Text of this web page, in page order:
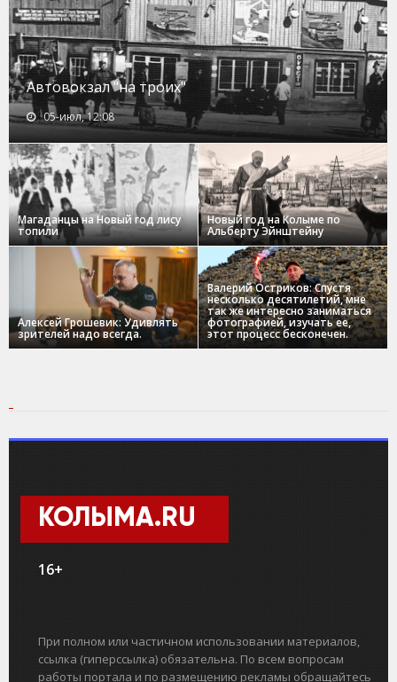
Автовокзал "на троих"
05-июл, 12:08
Магаданцы на Новый год лису
топили
Новый год на Колыме по
Альберту Эйнштейну
Алексей Грошевик: Удивлять
зрителей надо всегда.
Валерий Остриков: Спустя
несколько десятилетий, мне
так же интересно заниматься
фотографией, изучать ее,
этот процесс бесконечен.
КОЛЫМА.RU
16+
При полном или частичном использовании материалов,
ссылка (гиперссылка) обязательна. По всем вопросам
работы портала и по размещению рекламы обращайтесь